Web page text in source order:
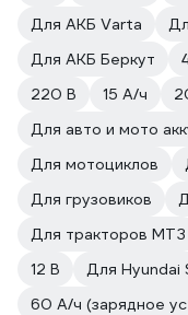
Для АКБ Varta
Для АКБ Беркут
220 В
15 А/ч
Для авто и мото
Для мотоциклов
Для грузовиков
Для тракторов МТЗ
12 В
Для Hyundai